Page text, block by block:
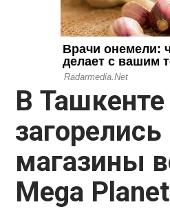
В Ташкенте
загорелись
магазины
Mega Planet